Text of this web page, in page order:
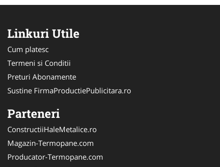
Linkuri Utile
Cum platesc
Termeni si Conditii
Preturi Abonamente
Sustine FirmaProductiePublicitara.ro
Parteneri
ConstructiiHaleMetalice.ro
Magazin-Termopane.com
Producator-Termopane.com